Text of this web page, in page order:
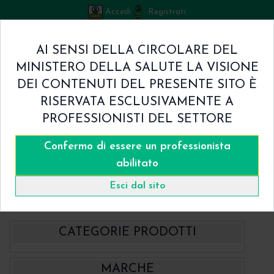
Accedi Registrati
Bicuspid
Home
Shop
Termini & Condizioni
Contatti
Carrello
Catalogo
Home Catalogo
Endodonzia
Frese per preparare l'accesso ai canali radicolari
CATEGORIE PRODOTTI
MARCHE
AI SENSI DELLA CIRCOLARE DEL
MINISTERO DELLA SALUTE LA VISIONE
DEI CONTENUTI DEL PRESENTE SITO È
RISERVATA ESCLUSIVAMENTE A
PROFESSIONISTI DEL SETTORE
Esci dal sito
Confermo di essere un professionista
abilitato